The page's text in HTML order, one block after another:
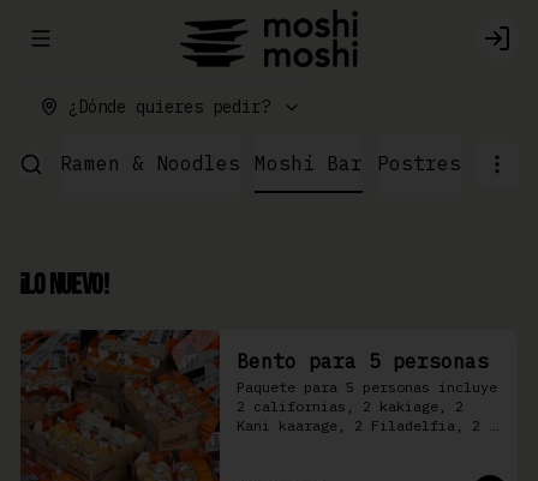
Abrir menu de navegación
¿Dónde quieres pedir?
Ramen & Noodles Moshi Bar Postres
¡Lo Nuevo!
Bento para 5 personas
Paquete para 5 personas incluye
2 californias, 2 kakiage, 2
Kani kaarage, 2 Filadelfia, 2